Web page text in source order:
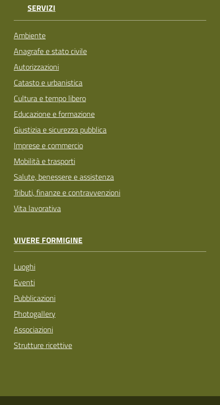
SERVIZI
Ambiente
Anagrafe e stato civile
Autorizzazioni
Catasto e urbanistica
Cultura e tempo libero
Educazione e formazione
Giustizia e sicurezza pubblica
Imprese e commercio
Mobilità e trasporti
Salute, benessere e assistenza
Tributi, finanze e contravvenzioni
Vita lavorativa
VIVERE FORMIGINE
Luoghi
Eventi
Pubblicazioni
Photogallery
Associazioni
Strutture ricettive